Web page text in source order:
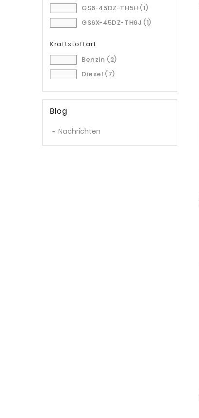
GS6-45DZ-TH5H (1)
GS6X-45DZ-TH6J (1)
Kraftstoffart
Benzin (2)
Diesel (7)
Blog
Nachrichten